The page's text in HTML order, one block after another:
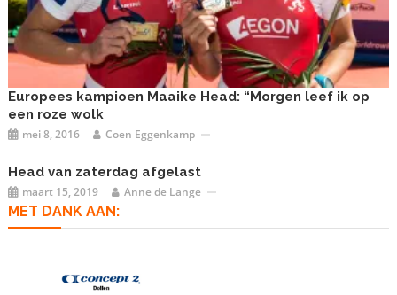
Europees kampioen Maaike Head: “Morgen leef ik op
een roze wolk
mei 8, 2016 Coen Eggenkamp
Head van zaterdag afgelast
maart 15, 2019 Anne de Lange
MET DANK AAN: